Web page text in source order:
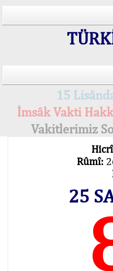
15
İmsâk Vakti
Vakitlerimiz
Rûmî:
25